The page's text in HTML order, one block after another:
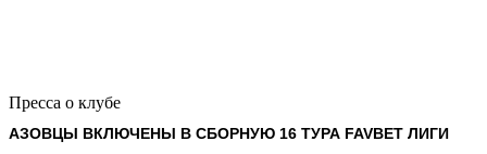
Пресса о клубе
АЗОВЦЫ ВКЛЮЧЕНЫ В СБОРНУЮ 16 ТУРА FAVBET ЛИГИ